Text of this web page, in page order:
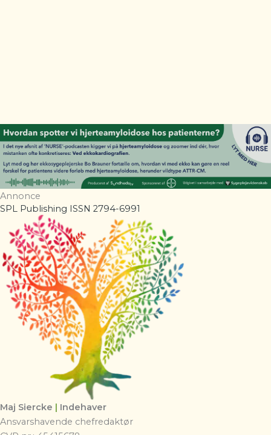
Annonce
SPL Publishing ISSN 2794-6991
Maj Siercke | Indehaver
Ansvarshavende chefredaktør